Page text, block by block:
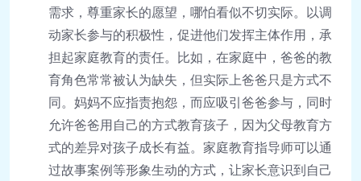
需求，尊重家长的愿望，哪怕看似不切实际。以调
动家长参与的积极性，促进他们发挥主体作用，承
担起家庭教育的责任。比如，在家庭中，爸爸的教
育角色常常被认为缺失，但实际上爸爸只是方式不
同。妈妈不应指责抱怨，而应吸引爸爸参与，同时
允许爸爸用自己的方式教育孩子，因为父母教育方
式的差异对孩子成长有益。家庭教育指导师可以通
过故事案例等形象生动的方式，让家长意识到自己